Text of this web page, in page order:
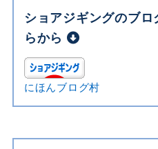
ショアジギングのブ
らから
にほんブログ村